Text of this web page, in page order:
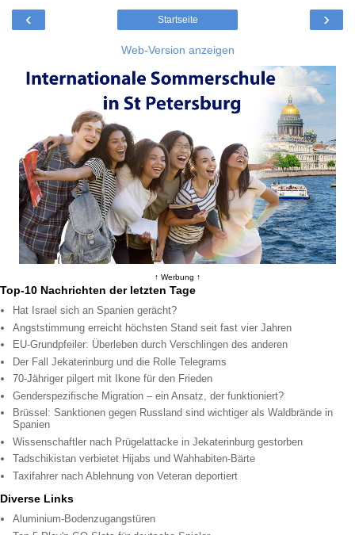
‹ ›
Startseite
Web-Version anzeigen
↑ Werbung ↑
Top-10 Nachrichten der letzten Tage
Hat Israel sich an Spanien gerächt?
Angststimmung erreicht höchsten Stand seit fast vier Jahren
EU-Grundpfeiler: Überleben durch Verschlingen des anderen
Der Fall Jekaterinburg und die Rolle Telegrams
70-Jähriger pilgert mit Ikone für den Frieden
Genderspezifische Migration – ein Ansatz, der funktioniert?
Brüssel: Sanktionen gegen Russland sind wichtiger als Waldbrände in
Spanien
Wissenschaftler nach Prügelattacke in Jekaterinburg gestorben
Tadschikistan verbietet Hijabs und Wahhabiten-Bärte
Taxifahrer nach Ablehnung von Veteran deportiert
Diverse Links
Aluminium-Bodenzugangstüren